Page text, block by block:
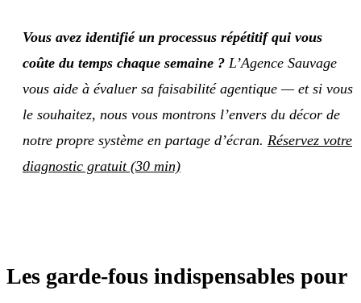
Vous avez identifié un processus répétitif qui vous
coûte du temps chaque semaine ? L’Agence Sauvage
vous aide à évaluer sa faisabilité agentique — et si vous
le souhaitez, nous vous montrons l’envers du décor de
notre propre système en partage d’écran. Réservez votre
diagnostic gratuit (30 min)
Les garde-fous indispensables pour